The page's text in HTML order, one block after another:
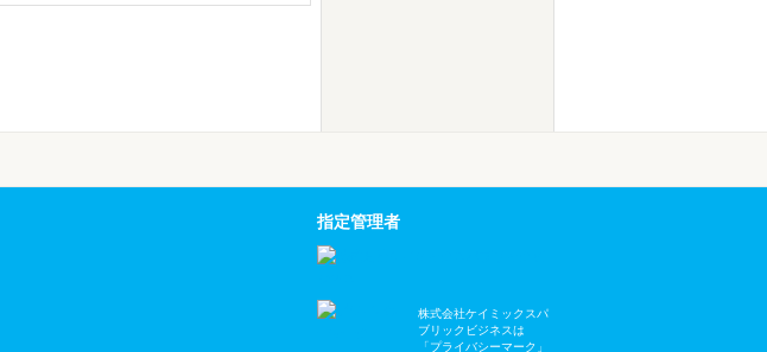
指定管理者
株式会社ケイミックスパ
ブリックビジネスは
「プライバシーマーク」